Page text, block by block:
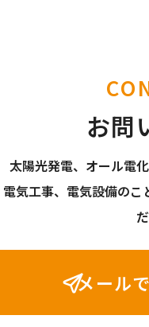
お問
太陽光発電、オール電
電気工事、電気設備のこ
メール